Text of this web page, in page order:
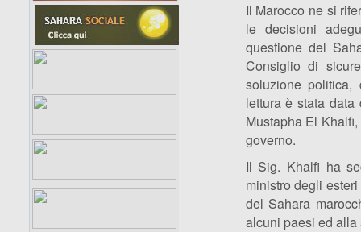
Il Marocco ne si
le decisioni
questione del
Consiglio di
soluzione
lettura è stata
Mustapha El
governo.
Il Sig. Khalfi ha
ministro degli
del Sahara
alcuni paesi ed